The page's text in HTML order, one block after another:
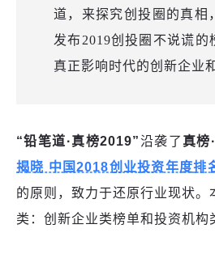
道，来探究创投圈的真相
发布2019创投圈不说谎的
真正影响时代的创新企业
“铅笔道·真榜2019”沿袭了 真榜·
揭晓 中国2018创业投资年度排
的原则，致力于还原行业现状。
类：创新企业类榜单和投资机构